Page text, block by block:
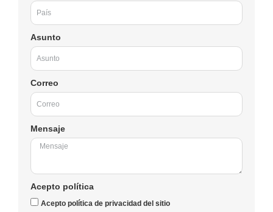
Asunto
Correo
Mensaje
Acepto política
Acepto política de privacidad del sitio